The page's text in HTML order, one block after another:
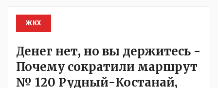
ЖКХ
Денег нет, но вы держитесь -
Почему сократили маршрут
№ 120 Рудный-Костанай,